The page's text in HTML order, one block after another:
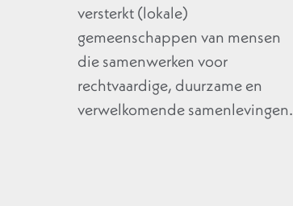
versterkt (lokale)
gemeenschappen van mensen
die samenwerken voor
rechtvaardige, duurzame en
verwelkomende samenlevingen.